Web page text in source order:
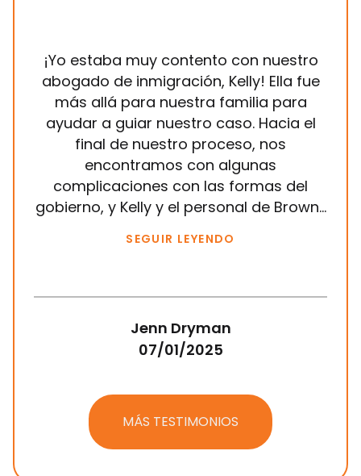
¡Yo estaba muy contento con nuestro
abogado de inmigración, Kelly! Ella fue
más allá para nuestra familia para
ayudar a guiar nuestro caso. Hacia el
final de nuestro proceso, nos
encontramos con algunas
complicaciones con las formas del
gobierno, y Kelly y el personal de Brown...
SEGUIR LEYENDO
Jenn Dryman
07/01/2025
MÁS TESTIMONIOS